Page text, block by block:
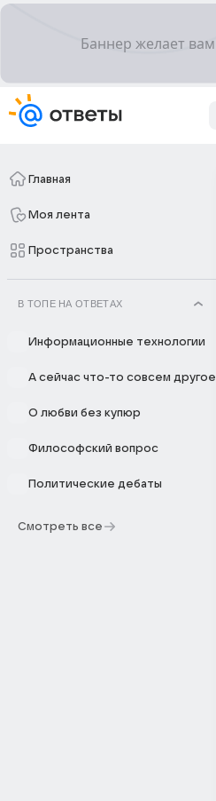
Главная
Моя лента
Пространства
В ТОПЕ НА ОТВЕТАХ
Информационные технологии
А сейчас что-то совсем другое
О любви без купюр
Философский вопрос
Политические дебаты
Смотреть все